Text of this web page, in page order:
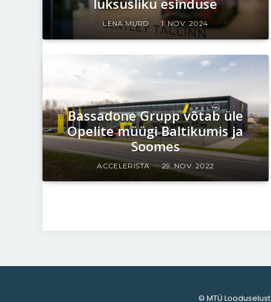
luksusliku esinduse
LENA MURD 1. NOV. 2024
Bassadone Grupp võtab üle
Opelite müügi Baltikumis ja
Soomes
ACCELERISTA 29. NOV. 2022
© MTÜ Looduselust